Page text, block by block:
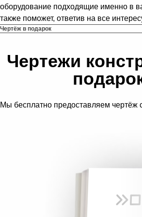
оборудование подходящие именно в
также поможет, ответив на все
Чертёж в подарок
Чертежи
Мы бесплатно предоставляем чертёж